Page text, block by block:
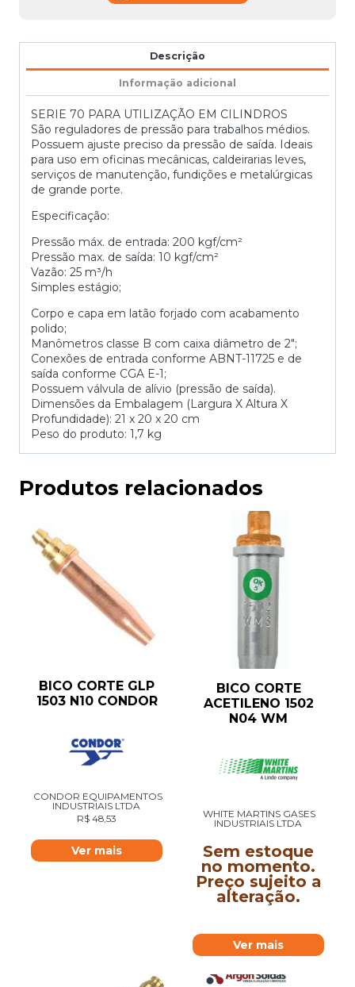
Descrição
Informação adicional
SERIE 70 PARA UTILIZAÇÃO EM CILINDROS
São reguladores de pressão para trabalhos médios.
Possuem ajuste preciso da pressão de saída. Ideais
para uso em oficinas mecânicas, caldeirarias leves,
serviços de manutenção, fundições e metalúrgicas
de grande porte.
Especificação:
Pressão máx. de entrada: 200 kgf/cm²
Pressão max. de saída: 10 kgf/cm²
Vazão: 25 m³/h
Simples estágio;
Corpo e capa em latão forjado com acabamento
polido;
Manômetros classe B com caixa diâmetro de 2″;
Conexões de entrada conforme ABNT-11725 e de
saída conforme CGA E-1;
Possuem válvula de alívio (pressão de saída).
Dimensões da Embalagem (Largura X Altura X
Profundidade): 21 x 20 x 20 cm
Peso do produto: 1,7 kg
Produtos relacionados
BICO CORTE GLP
1503 N10 CONDOR
CONDOR EQUIPAMENTOS
INDUSTRIAIS LTDA
R$ 48,53
Ver mais
BICO CORTE
ACETILENO 1502
N04 WM
WHITE MARTINS GASES
INDUSTRIAIS LTDA
Sem estoque
no momento.
Preço sujeito a
alteração.
Ver mais